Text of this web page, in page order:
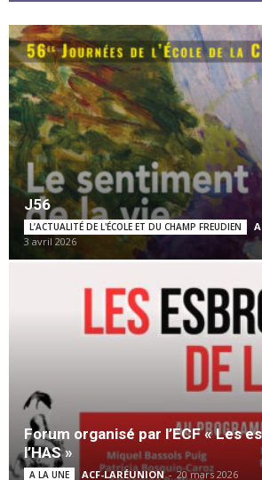
J56
L’ACTUALITÉ DE L'ÉCOLE ET DU CHAMP FREUDIEN
3 avril 2026
Forum organisé par l’ECF « Les
l’HAS »
A LA UNE ACF-LARÉUNION - 20 mars 2026